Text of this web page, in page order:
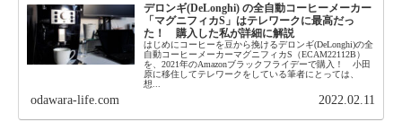
デロンギ(DeLonghi) の全自動コーヒーメーカー
「マグニフィカS」はテレワークに最高だっ
た！ 購入した私が詳細に解説
はじめにコーヒーを豆から挽けるデロンギ(DeLonghi)の全
自動コーヒーメーカーマグニフィカS（ECAM22112B）
を、2021年のAmazonブラックフライデーで購入！ 小田
原に移住してテレワークをしている筆者にとっては、
想...
odawara-life.com 2022.02.11